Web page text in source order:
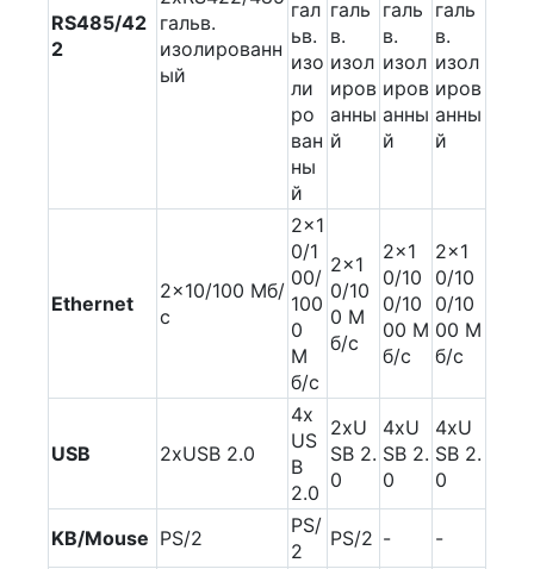
RS485/42
2
гальв.
изолированн
ый
гал
ьв.
изо
ли
ро
ван
ны
й
галь
в.
изол
иров
анны
й
галь
в.
изол
иров
анны
й
галь
в.
изол
иров
анны
й
Ethernet
2x10/100 Мб/
с
2x1
0/1
00/
100
0
М
б/с
2x1
0/10
0 М
б/с
2x1
0/10
0/10
00 М
б/с
2x1
0/10
0/10
00 М
б/с
USB 2xUSB 2.0
4x
US
B
2.0
2xU
SB 2.
0
4xU
SB 2.
0
4xU
SB 2.
0
KB/Mouse PS/2
PS/
2
PS/2 -
-